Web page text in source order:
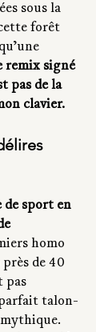
sous la
forêt
remix signé
pas de la
clavier.
de sport en
homo
de 40
pas
talon-